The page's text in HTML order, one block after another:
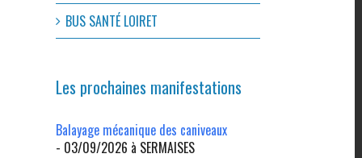
BUS SANTÉ LOIRET
Les prochaines manifestations
Balayage mécanique des caniveaux
- 03/09/2026 à SERMAISES